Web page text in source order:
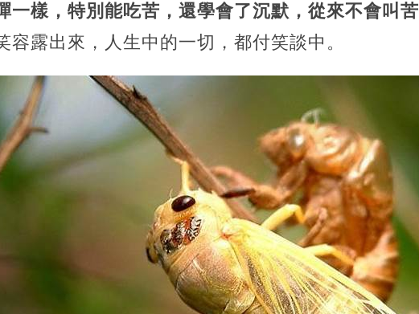
一樣，特別能吃苦，還學會了沉默，從來不會叫苦
容露出來，人生中的一切，都付笑談中。